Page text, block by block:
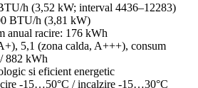
h (3,52 kW; interval 4436–12283)
BTU/h (3,81 kW)
anual racire: 176 kWh
5,1 (zona calda, A+++), consum
882 kWh
si eficient energetic
-15…50°C / incalzire -15…30°C